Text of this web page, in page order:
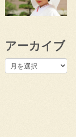
アーカイブ